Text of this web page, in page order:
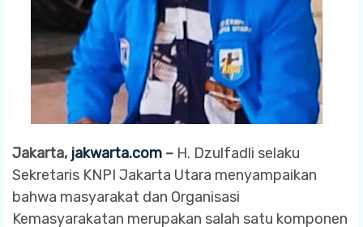
Jakarta, jakwarta.com – H. Dzulfadli selaku
Sekretaris KNPI Jakarta Utara menyampaikan
bahwa masyarakat dan Organisasi
Kemasyarakatan merupakan salah satu komponen